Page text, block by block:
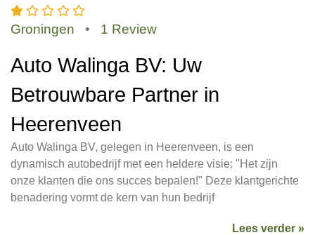
Groningen • 1 Review
Auto Walinga BV: Uw
Betrouwbare Partner in
Heerenveen
Auto Walinga BV, gelegen in Heerenveen, is een
dynamisch autobedrijf met een heldere visie: "Het zijn
onze klanten die ons succes bepalen!" Deze klantgerichte
benadering vormt de kern van hun bedrijf
Lees verder »